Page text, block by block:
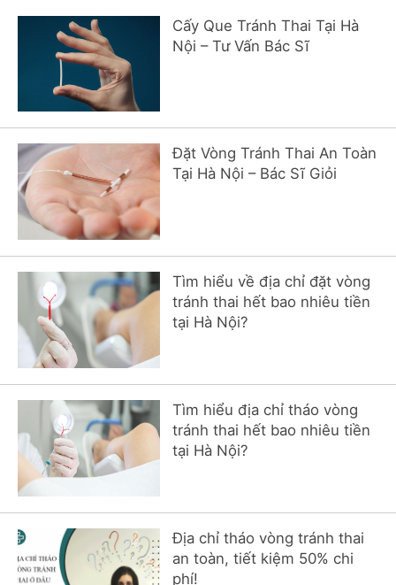
Cấy Que Tránh Thai Tại Hà
Nội – Tư Vấn Bác Sĩ
Đặt Vòng Tránh Thai An Toàn
Tại Hà Nội – Bác Sĩ Giỏi
Tìm hiểu về địa chỉ đặt vòng
tránh thai hết bao nhiêu tiền
tại Hà Nội?
Tìm hiểu địa chỉ tháo vòng
tránh thai hết bao nhiêu tiền
tại Hà Nội?
Địa chỉ tháo vòng tránh thai
an toàn, tiết kiệm 50% chi
phí!